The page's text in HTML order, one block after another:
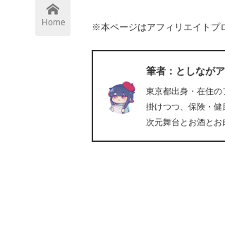
Home ※本ページはアフィリエイトプ
筆者：としながア
東京都出身・在住
掛けつつ、保険・
次元舞台とお酒とお